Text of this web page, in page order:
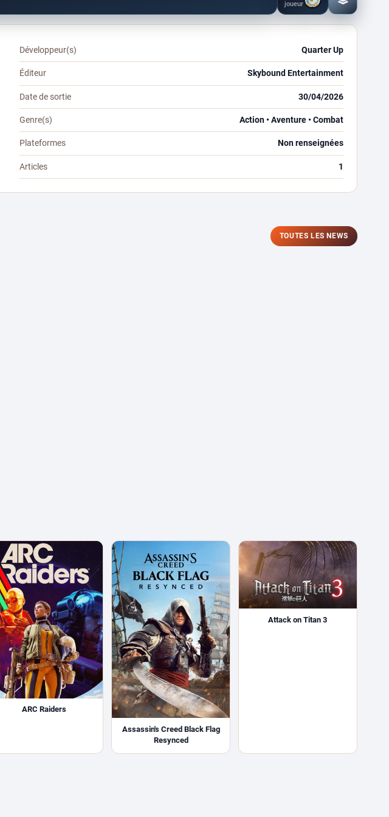
joueur
Ajouter
à
ma
Développeur(s) Quarter Up
Éditeur Skybound Entertainment
Date de sortie 30/04/2026
Genre(s) Action • Aventure • Combat
Plateformes Non renseignées
Articles 1
TOUTES LES NEWS
ARC Raiders
Assassin's Creed Black Flag
Resynced
Attack on Titan 3